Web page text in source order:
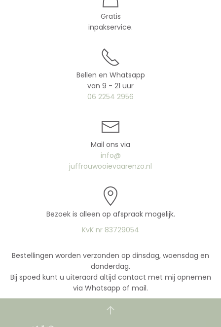
Gratis
inpakservice.
Bellen en Whatsapp
van 9 - 21 uur
06 2254 2956
Mail ons via
info@
juffrouwooievaarenzo.nl
Bezoek is alleen op afspraak mogelijk.
KvK nr 83729054
Bestellingen worden verzonden op dinsdag, woensdag en
donderdag.
Bij spoed kunt u uiteraard altijd contact met mij opnemen
via Whatsapp of mail.